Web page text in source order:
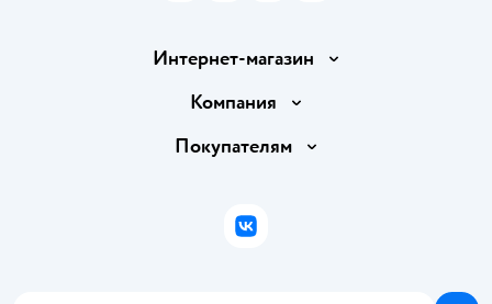
Интернет-магазин
Доставка и оплата
Правила продажи
Политика использования файлов cookie
Компания
Вакансии
Покупателям
Бонусные карты
ВКонтакте